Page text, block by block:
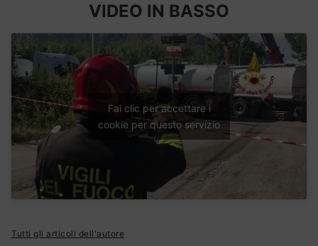
VIDEO IN BASSO
Fai clic per accettare i
cookie per questo servizio
Tutti gli articoli dell'autore